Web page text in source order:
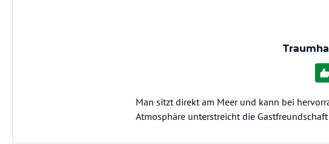
Man sitzt direkt am Meer und kann bei
Atmosphäre unterstreicht die